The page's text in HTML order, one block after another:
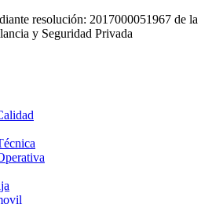
resolución: 2017000051967 de la
y Seguridad Privada